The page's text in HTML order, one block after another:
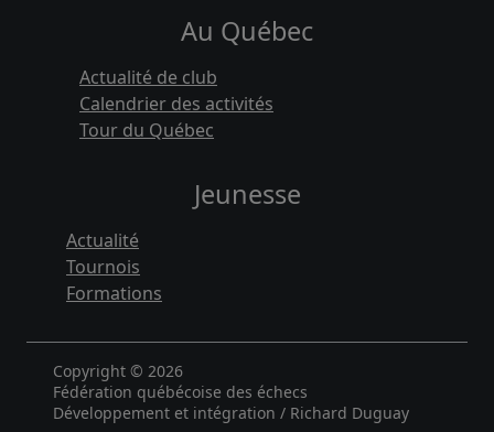
Au Québec
Actualité de club
Calendrier des activités
Tour du Québec
Jeunesse
Actualité
Tournois
Formations
Copyright © 2026
Fédération québécoise des échecs
Développement et intégration / Richard Duguay